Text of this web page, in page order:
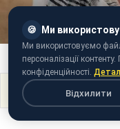
Фото: (instagram.com/
🍪 Ми
Ми використовуємо
персоналізації
конфіденційності.
Відхилити